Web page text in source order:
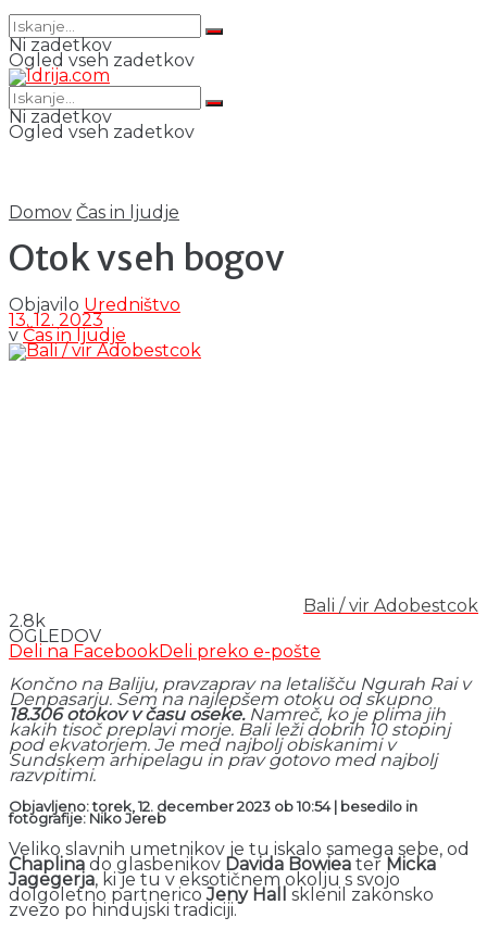
Ni zadetkov
Ogled vseh zadetkov
Ni zadetkov
Ogled vseh zadetkov
Domov Čas in ljudje
Otok vseh bogov
Objavilo Uredništvo
13. 12. 2023
v Čas in ljudje
Bali / vir Adobestcok
2.8k
OGLEDOV
Deli na FacebookDeli preko e-pošte
Končno na Baliju, pravzaprav na letališču Ngurah Rai v
Denpasarju. Sem na najlepšem otoku od skupno
18.306 otokov v času oseke.Namreč, ko je plima jih
kakih tisoč preplavi morje. Bali leži dobrih 10 stopinj
pod ekvatorjem. Je med najbolj obiskanimi v
Sundskem arhipelagu in prav gotovo med najbolj
razvpitimi.
Objavljeno: torek, 12. december 2023 ob 10:54 | besedilo in
fotografije: Niko Jereb
Veliko slavnih umetnikov je tu iskalo samega sebe, od
Chaplina do glasbenikov Davida Bowiea ter Micka
Jagegerja, ki je tu v eksotičnem okolju s svojo
dolgoletno partnericoJeny Hall sklenil zakonsko
zvezo po hindujski tradiciji.